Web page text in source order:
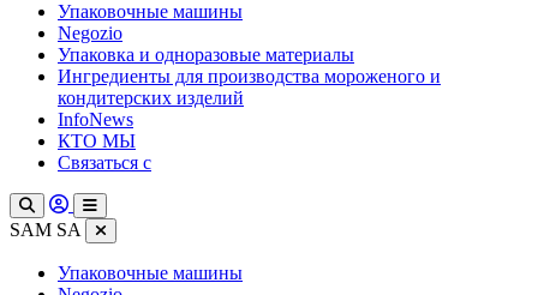
Упаковочные машины
Negozio
Упаковка и одноразовые материалы
Ингредиенты для производства мороженого и
кондитерских изделий
InfoNews
КТО МЫ
Связаться с
SAM SA
Упаковочные машины